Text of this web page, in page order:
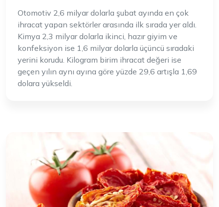
Otomotiv 2,6 milyar dolarla şubat ayında en çok
ihracat yapan sektörler arasında ilk sırada yer aldı.
Kimya 2,3 milyar dolarla ikinci, hazır giyim ve
konfeksiyon ise 1,6 milyar dolarla üçüncü sıradaki
yerini korudu. Kilogram birim ihracat değeri ise
geçen yılın aynı ayına göre yüzde 29,6 artışla 1,69
dolara yükseldi.